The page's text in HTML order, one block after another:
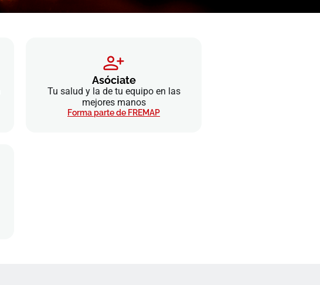
Asóciate
Tu salud y la de tu equipo en las
mejores manos
Forma parte de FREMAP